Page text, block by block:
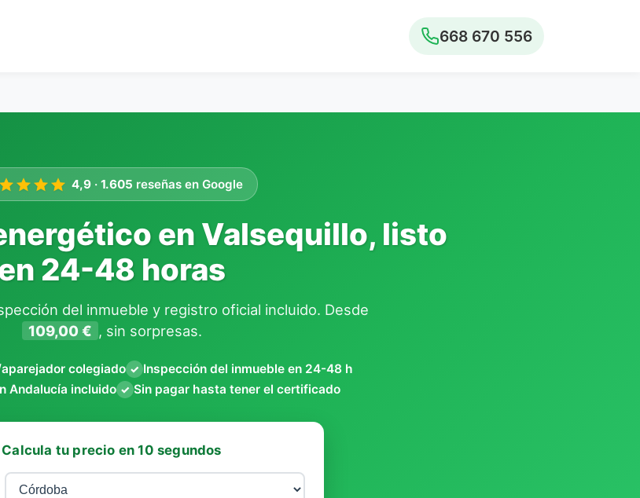
668 670 556
4,9 · 1.605 reseñas en Google
en Valsequillo, listo
24-48 horas
del inmueble y registro oficial incluido. Desde
109,00 € , sin sorpresas.
colegiado ✓ Inspección del inmueble en 24-48 h
Andalucía incluido ✓ Sin pagar hasta tener el certificado
Calcula tu precio en 10 segundos